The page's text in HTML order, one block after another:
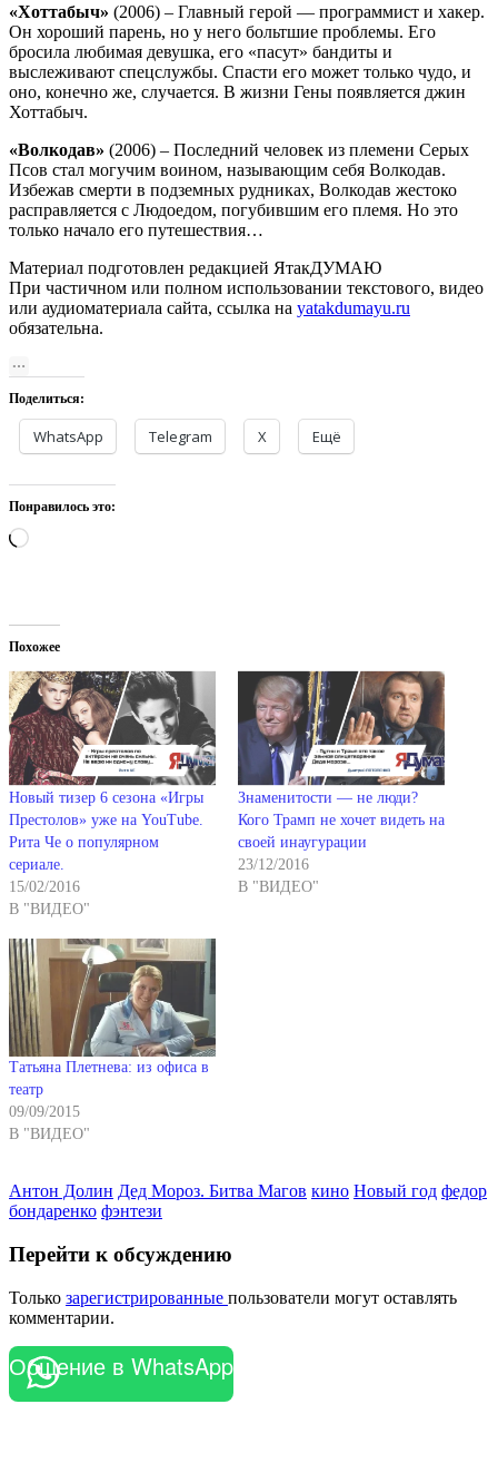
«Хоттабыч» (2006) – Главный герой — программист и хакер.
Он хороший парень, но у него больтшие проблемы. Его
бросила любимая девушка, его «пасут» бандиты и
выслеживают спецслужбы. Спасти его может только чудо, и
оно, конечно же, случается. В жизни Гены появляется джин
Хоттабыч.
«Волкодав» (2006) – Последний человек из племени Серых
Псов стал могучим воином, называющим себя Волкодав.
Избежав смерти в подземных рудниках, Волкодав жестоко
расправляется с Людоедом, погубившим его племя. Но это
только начало его путешествия…
Материал подготовлен редакцией ЯтакДУМАЮ
При частичном или полном использовании текстового, видео
или аудиоматериала сайта, ссылка на yatakdumayu.ru
обязательна.
Поделиться:
WhatsApp Telegram X Ещё
Понравилось это:
Загрузка…
Похожее
Новый тизер 6 сезона «Игры
Престолов» уже на YouTube.
Рита Че о популярном
сериале.
15/02/2016
В "ВИДЕО"
Знаменитости — не люди?
Кого Трамп не хочет видеть на
своей инаугурации
23/12/2016
В "ВИДЕО"
Татьяна Плетнева: из офиса в
театр
09/09/2015
В "ВИДЕО"
Антон Долин Дед Мороз. Битва Магов кино Новый год федор
бондаренко фэнтези
Перейти к обсуждению
Только зарегистрированные пользователи могут оставлять
комментарии.
Общение в WhatsApp